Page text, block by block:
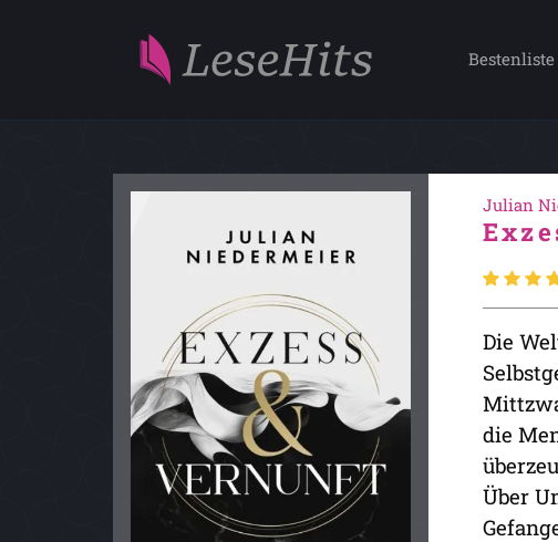
Bestenliste
Julian
Die
die
Über